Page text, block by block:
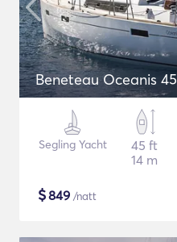
Beneteau Oceanis 45
Segling Yacht
45 ft
14 m
$849 /natt